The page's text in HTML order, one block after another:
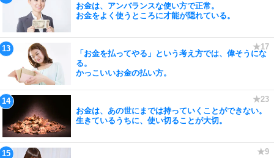
お金は、アンバランスな使い方で正常。
お金をよく使うところに才能が隠れている。
「お金を払ってやる」という考え方では、偉そうにな
る。
かっこいいお金の払い方。
お金は、あの世にまでは持っていくことができない。
生きているうちに、使い切ることが大切。